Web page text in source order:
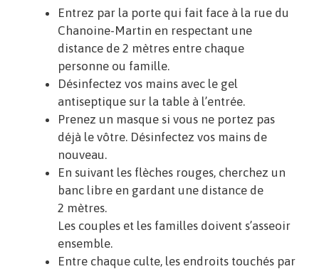
Entrez par la porte qui fait face à la rue du
Chanoine-Martin en respectant une
distance de 2 mètres entre chaque
personne ou famille.
Désinfectez vos mains avec le gel
antiseptique sur la table à l’entrée.
Prenez un masque si vous ne portez pas
déjà le vôtre. Désinfectez vos mains de
nouveau.
En suivant les flèches rouges, cherchez un
banc libre en gardant une distance de
2 mètres.
Les couples et les familles doivent s’asseoir
ensemble.
Entre chaque culte, les endroits touchés par